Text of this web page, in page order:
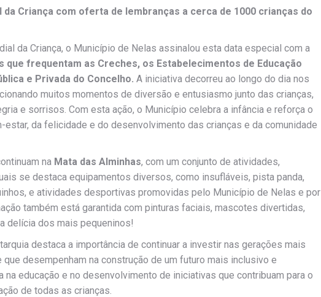
Criança com oferta de lembranças a cerca de 1000 crianças do
da Criança, o Município de Nelas assinalou esta data especial com a
que frequentam as Creches, os Estabelecimentos de Educação
e Privada do Concelho. A iniciativa decorreu ao longo do dia nos
muitos momentos de diversão e entusiasmo junto das crianças,
e sorrisos. Com esta ação, o Município celebra a infância e reforça o
da felicidade e do desenvolvimento das crianças e da comunidade
na Mata das Alminhas, com um conjunto de atividades,
se destaca equipamentos diversos, como insufláveis, pista panda,
e atividades desportivas promovidas pelo Município de Nelas e por
também está garantida com pinturas faciais, mascotes divertidas,
delícia dos mais pequeninos!
destaca a importância de continuar a investir nas gerações mais
desempenham na construção de um futuro mais inclusivo e
educação e no desenvolvimento de iniciativas que contribuam para o
de todas as crianças.